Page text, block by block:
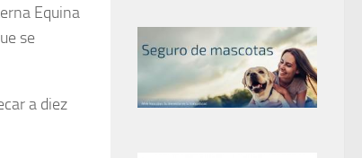
Equina
se
a diez